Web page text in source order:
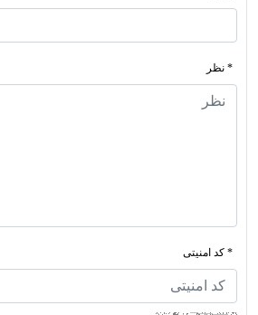
* نظر
* کد امنیتی